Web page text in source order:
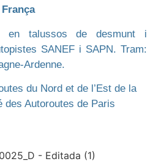
en talussos de desmunt i
SANEF i SAPN. Tram:
Ardenne.
du Nord et de l’Est de la
des Autoroutes de Paris